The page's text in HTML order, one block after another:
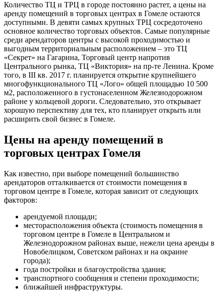
Количество ТЦ и ТРЦ в городе постоянно растет, а цены на
аренду помещений в торговых центрах в Гомеле остаются
доступными. В девяти самых крупных ТРЦ сосредоточено
основное количество торговых объектов. Самые популярные
среди арендаторов центры с высокой проходимостью и
выгодным территориальным расположением – это ТЦ
«Секрет» на Гагарина, Торговый центр напротив
Центрального рынка, ТЦ «Виктория» на пр-те Ленина. Кроме
того, в III кв. 2017 г. планируется открытие крупнейшего
многофункционального ТЦ «Лого» общей площадью 10 500
м2, расположенного в густонаселенном Железнодорожном
районе у кольцевой дороги. Следовательно, это открывает
хорошую перспективу для тех, кто планирует открыть или
расширить свой бизнес в Гомеле.
Цены на аренду помещений в
торговых центрах Гомеля
Как известно, при выборе помещений большинство
арендаторов отталкивается от стоимости помещения в
торговом центре в Гомеле, которая зависит от следующих
факторов:
арендуемой площади;
месторасположения объекта (стоимость помещения в
торговом центре в Гомеле в Центральном и
Железнодорожном районах выше, нежели цена аренды в
Новобелицком, Советском районах и на окраине
города);
года постройки и благоустройства здания;
транспортного сообщения и степени проходимости;
ближайшей инфраструктуры.